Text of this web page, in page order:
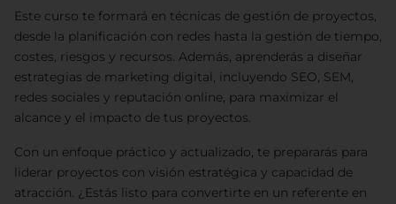
Este curso te formará en técnicas de gestión de proyectos,
desde la planificación con redes hasta la gestión de tiempo,
costes, riesgos y recursos. Además, aprenderás a diseñar
estrategias de marketing digital, incluyendo SEO, SEM,
redes sociales y reputación online, para maximizar el
alcance y el impacto de tus proyectos.
Con un enfoque práctico y actualizado, te prepararás para
liderar proyectos con visión estratégica y capacidad de
atracción. ¿Estás listo para convertirte en un referente en